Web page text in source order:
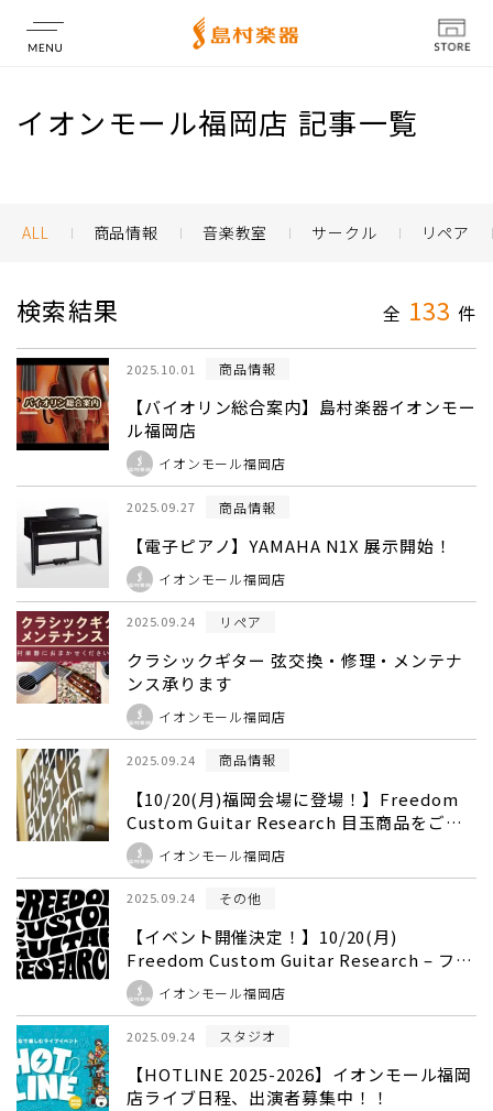
店舗情報
イオンモール福岡店 記事一覧
ALL 商品情報 音楽教室 サークル リペア
検索結果 全 133 件
2025.10.01 商品情報
【バイオリン総合案内】島村楽器イオンモー
ル福岡店
イオンモール福岡店
2025.09.27 商品情報
【電子ピアノ】YAMAHA N1X 展示開始！
イオンモール福岡店
2025.09.24 リペア
クラシックギター 弦交換・修理・メンテナ
ンス承ります
イオンモール福岡店
2025.09.24 商品情報
【10/20(月)福岡会場に登場！】Freedom
Custom Guitar Research 目玉商品をご紹
介！ イオンモール福岡店
2025.09.24 その他
【イベント開催決定！】10/20(月)
Freedom Custom Guitar Research – フリ
ーダム トークショー・試奏会【島村楽器
イオンモール福岡店】
イオンモール福岡店
2025.09.24 スタジオ
【HOTLINE 2025-2026】イオンモール福岡
店ライブ日程、出演者募集中！！